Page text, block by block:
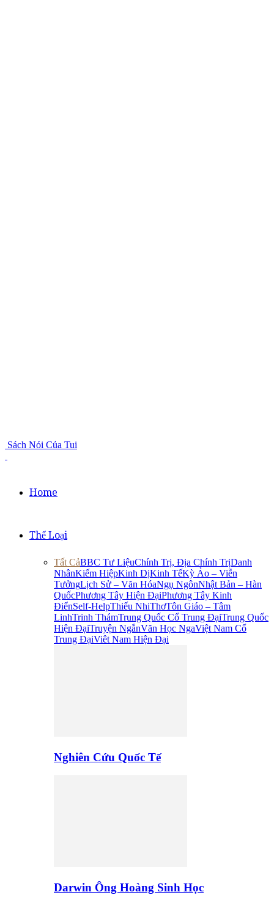
Sách Nói Của Tui
Home
Thể Loại
Tất CảBBC Tư LiệuChính Trị, Địa Chính TrịDanh
NhânKiếm HiệpKinh DịKinh TếKỳ Ảo – Viễn
TưởngLịch Sử – Văn HóaNgụ NgônNhật Bản – Hàn
QuốcPhương Tây Hiện ĐạiPhương Tây Kinh
ĐiểnSelf-HelpThiếu NhiThơTôn Giáo – Tâm
LinhTrinh ThámTrung Quốc Cổ Trung ĐạiTrung Quốc
Hiện ĐạiTruyện NgắnVăn Học NgaViệt Nam Cổ
Trung ĐạiViêt Nam Hiện Đại
Nghiên Cứu Quốc Tế
Darwin Ông Hoàng Sinh Học